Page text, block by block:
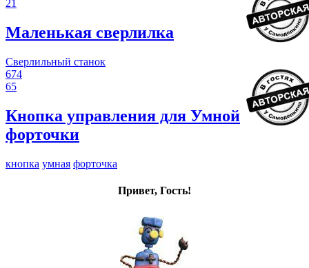
21
Маленькая сверлилка
Сверлильный станок
674
65
Кнопка управления для Умной
форточки
кнопка умная форточка
Привет, Гость!